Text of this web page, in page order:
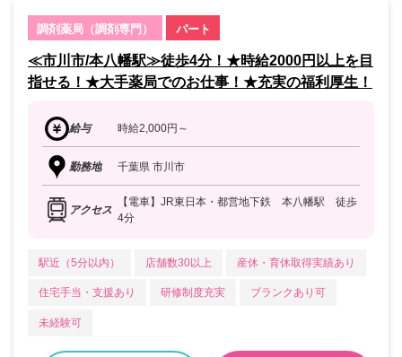
調剤薬局（調剤専門） パート
≪市川市/本八幡駅≫徒歩4分！★時給2000円以上を目
指せる！★大手薬局でのお仕事！★充実の福利厚生！
給与 時給2,000円～
勤務地 千葉県 市川市
アクセス
【電車】JR東日本・都営地下鉄 本八幡駅 徒歩
4分
駅近（5分以内） 店舗数30以上 産休・育休取得実績あり
住宅手当・支援あり 研修制度充実 ブランクあり可
未経験可